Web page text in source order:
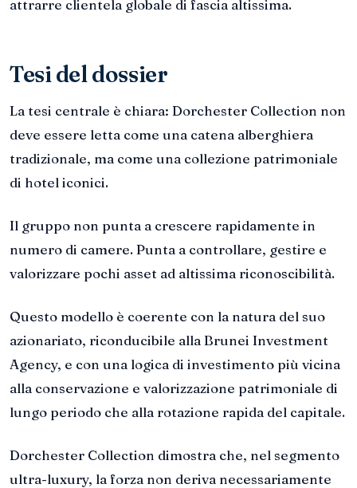
attrarre clientela globale di fascia altissima.
Tesi del dossier
La tesi centrale è chiara: Dorchester Collection non
deve essere letta come una catena alberghiera
tradizionale, ma come una collezione patrimoniale
di hotel iconici.
Il gruppo non punta a crescere rapidamente in
numero di camere. Punta a controllare, gestire e
valorizzare pochi asset ad altissima riconoscibilità.
Questo modello è coerente con la natura del suo
azionariato, riconducibile alla Brunei Investment
Agency, e con una logica di investimento più vicina
alla conservazione e valorizzazione patrimoniale di
lungo periodo che alla rotazione rapida del capitale.
Dorchester Collection dimostra che, nel segmento
ultra-luxury, la forza non deriva necessariamente